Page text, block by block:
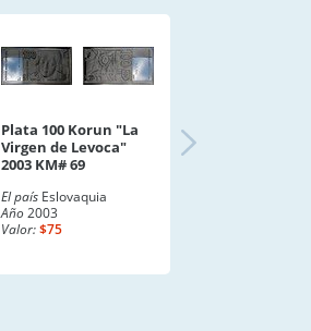
Plata 100 Korun "La
Virgen de Levoca"
2003 KM# 69
El país Eslovaquia
Año2003
Valor:$75